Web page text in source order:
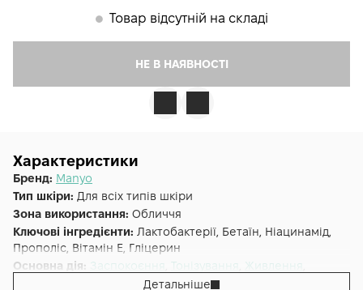
𒊹 Товар відсутній на складі
НЕ В НАЯВНОСТІ
Характеристики
Бренд: Manyo
Тип шкіри: Для всіх типів шкіри
Зона використання: Обличчя
Ключові інгредієнти: Лактобактерії, Бетаїн, Ніацинамід,
Прополіс, Вітамін E, Гліцерин
Основна дія: Заспокоєння Тонізування Живлення
Розгладження,Освітлення
Детальніше